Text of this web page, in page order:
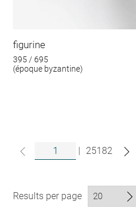
figurine
395 / 695
(époque byzantine)
| 25182
Results per page